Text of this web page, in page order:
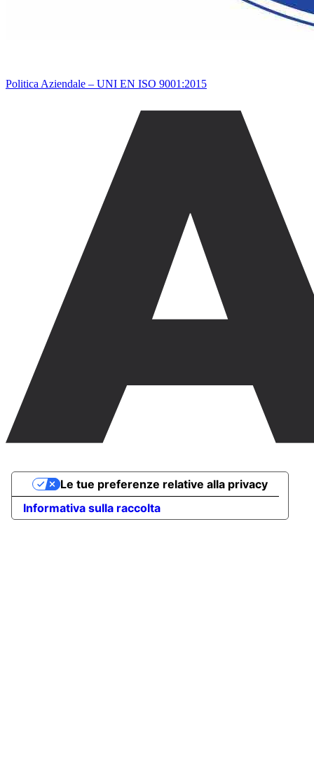
Politica Aziendale – UNI EN ISO 9001:2015
Informativa sulla raccolta
Le tue preferenze relative alla privacy